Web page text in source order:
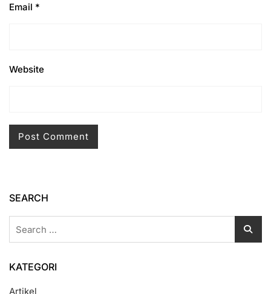
Email *
Website
SEARCH
KATEGORI
Artikel